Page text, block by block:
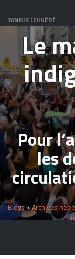
YANNIS LEHUÉDÉ
Le
Pour
les
Blogs >Archives